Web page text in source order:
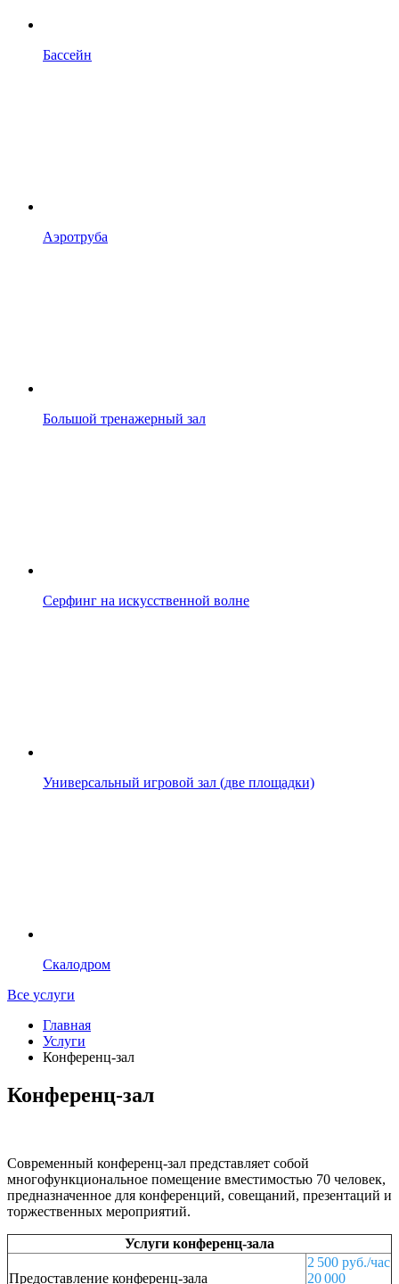
Бассейн
Аэротруба
Большой тренажерный зал
Серфинг на искусственной волне
Универсальный игровой зал (две площадки)
Скалодром
Все услуги
Главная
Услуги
Конференц-зал
Конференц-зал
Современный конференц-зал представляет собой
многофункциональное помещение вместимостью 70 человек,
предназначенное для конференций, совещаний, презентаций и
торжественных мероприятий.
Услуги конференц-зала
Предоставление конференц-зала
2 500 руб./час
20 000